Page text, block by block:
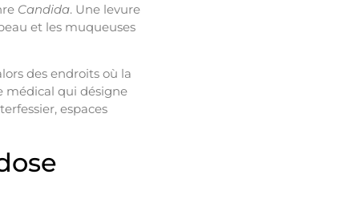
Candida. Une levure
et les muqueuses
des endroits où la
médical qui désigne
espaces